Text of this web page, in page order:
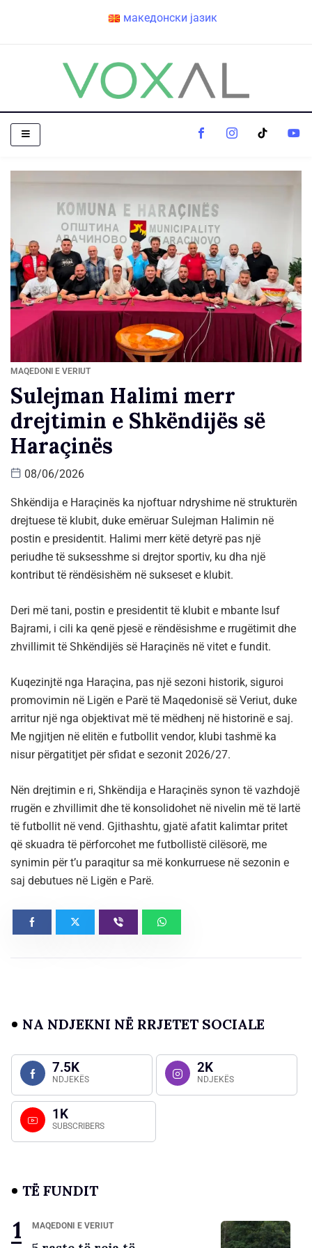
македонски јазик
MAQEDONI E VERIUT
Sulejman Halimi merr
drejtimin e Shkëndijës së
Haraçinës
08/06/2026
Shkëndija e Haraçinës ka njoftuar ndryshime në strukturën
drejtuese të klubit, duke emëruar Sulejman Halimin në
postin e presidentit. Halimi merr këtë detyrë pas një
periudhe të suksesshme si drejtor sportiv, ku dha një
kontribut të rëndësishëm në sukseset e klubit.
Deri më tani, postin e presidentit të klubit e mbante Isuf
Bajrami, i cili ka qenë pjesë e rëndësishme e rrugëtimit dhe
zhvillimit të Shkëndijës së Haraçinës në vitet e fundit.
Kuqezinjtë nga Haraçina, pas një sezoni historik, siguroi
promovimin në Ligën e Parë të Maqedonisë së Veriut, duke
arritur një nga objektivat më të mëdhenj në historinë e saj.
Me ngjitjen në elitën e futbollit vendor, klubi tashmë ka
nisur përgatitjet për sfidat e sezonit 2026/27.
Nën drejtimin e ri, Shkëndija e Haraçinës synon të vazhdojë
rrugën e zhvillimit dhe të konsolidohet në nivelin më të lartë
të futbollit në vend. Gjithashtu, gjatë afatit kalimtar pritet
që skuadra të përforcohet me futbollistë cilësorë, me
synimin për t’u paraqitur sa më konkurruese në sezonin e
saj debutues në Ligën e Parë.
NA NDJEKNI NË RRJETET SOCIALE
7.5K
NDJEKËS
2K
NDJEKËS
1K
SUBSCRIBERS
TË FUNDIT
MAQEDONI E VERIUT